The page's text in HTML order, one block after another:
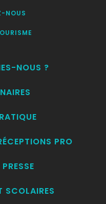
NOUS
NOUS ?
PRO
SCOLAIRES